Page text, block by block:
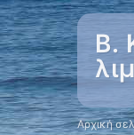
Β.
Αρχική